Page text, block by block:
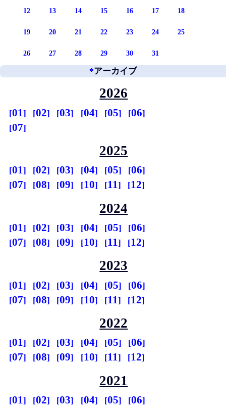
12 13 14 15 16 17 18
19 20 21 22 23 24 25
26 27 28 29 30 31
*アーカイブ
2026
01 02 03 04 05
06
07
2025
01 02 03 04 05
06
07
08 09 10 11 12
2024
01 02 03 04 05
06
07
08 09 10 11 12
2023
01 02 03 04 05
06
07
08 09 10 11 12
2022
01 02 03 04 05
06
07
08 09 10 11 12
2021
01 02 03 04 05
06